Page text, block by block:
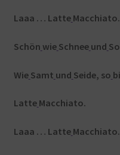
Laaa … Latte Macchiato.
Schön wie Schnee und
Wie Samt und Seide, so
Latte Macchiato.
Laaa … Latte Macchiato.